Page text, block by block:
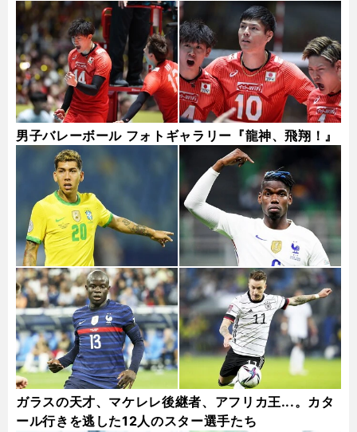
男子バレーボール フォトギャラリー『龍神、飛翔！』
ガラスの天才、マケレレ後継者、アフリカ王...。カタ
ール行きを逃した12人のスター選手たち